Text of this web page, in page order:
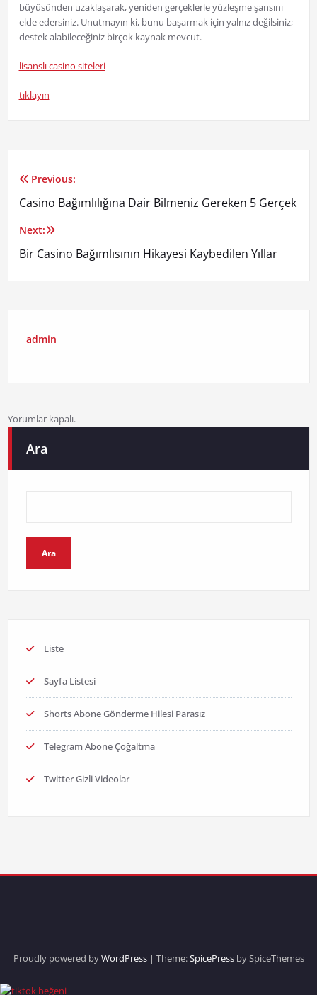
büyüsünden uzaklaşarak, yeniden gerçeklerle yüzleşme şansını
elde edersiniz. Unutmayın ki, bunu başarmak için yalnız değilsiniz;
destek alabileceğiniz birçok kaynak mevcut.
lisanslı casino siteleri
tıklayın
Yazı
gezinmesi
Previous:
Casino Bağımlılığına Dair Bilmeniz Gereken 5 Gerçek
Next:
Bir Casino Bağımlısının Hikayesi Kaybedilen Yıllar
admin
Yorumlar kapalı.
Ara
Ara
Liste
Sayfa Listesi
Shorts Abone Gönderme Hilesi Parasız
Telegram Abone Çoğaltma
Twitter Gizli Videolar
Proudly powered byWordPress| Theme:SpicePressby SpiceThemes